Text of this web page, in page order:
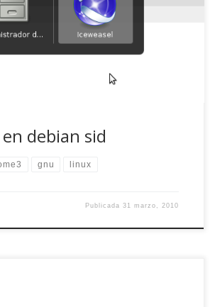
en debian sid. Había leído acerca de
de los cambios y la nueva interfaz que,
debian sid
gnu linux
Publicada31 marzo, 2010